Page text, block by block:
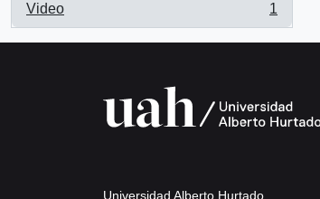
Video
, 1 resultados
1
Universidad Alberto Hurtado